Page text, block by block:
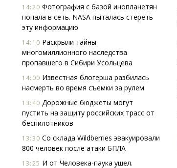
14:20 Фотография с базой инопланетян
попала в сеть. NASA пыталась стереть
эту информацию
14:10 Раскрыли тайны
многомиллионного наследства
пропавшего в Сибири Усольцева
14:00 Известная блогерша разбилась
насмерть во время съемки за рулем
13:40 Дорожные бюджеты могут
пустить на защиту российских трасс от
беспилотников
13:30 Со склада Wildberries эвакуировали
800 человек после атаки БПЛА
13:25 И от Человека-паука ушел.